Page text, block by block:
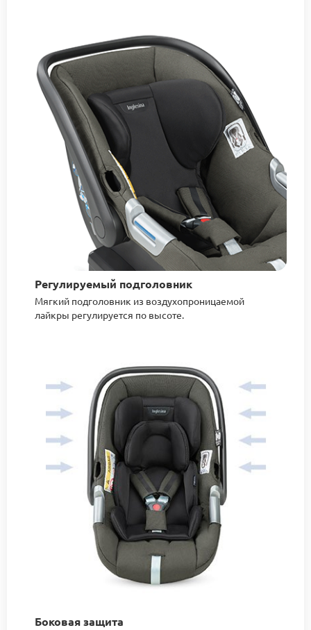
Регулируемый подголовник
Мягкий подголовник из воздухопроницаемой
лайкры регулируется по высоте.
Боковая защита